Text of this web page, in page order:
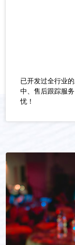
已开发过全行业
中、售后跟踪服
忧！